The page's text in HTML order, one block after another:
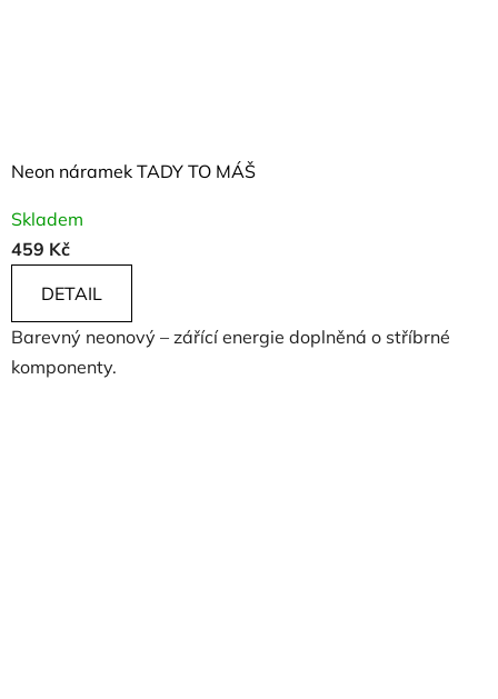
Neon náramek TADY TO MÁŠ
Skladem
459 Kč
DETAIL
Barevný neonový – zářící energie doplněná o stříbrné
komponenty.